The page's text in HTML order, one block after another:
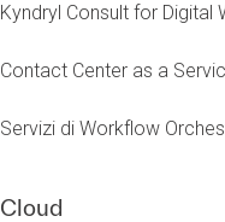
Kyndryl Consult for Digital
Contact Center as a
Servizi di Workflow
Cloud